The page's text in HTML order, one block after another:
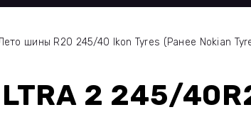
шины R20 245/40 Ikon Tyres (Ранее Nokian
2 245/